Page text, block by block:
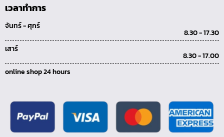
เวลาทำการ
จันทร์ - ศุกร์
8.30 - 17.30
เสาร์
8.30 - 17.00
online shop 24 hours